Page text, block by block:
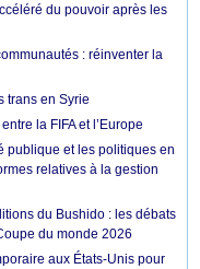
du pouvoir après les
: réinventer la
trans en Syrie
la FIFA et l’Europe
publique et les politiques en
relatives à la gestion
du Bushido : les débats
du monde 2026
aux États-Unis pour